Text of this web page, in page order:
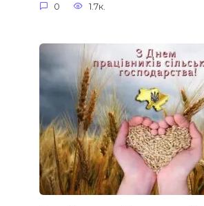
0 1.7к.